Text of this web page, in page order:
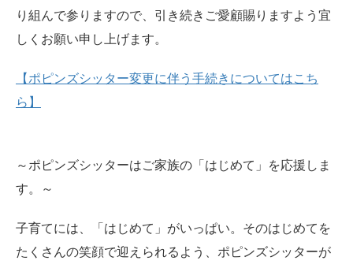
り組んで参りますので、引き続きご愛顧賜りますよう宜
しくお願い申し上げます。
【ポピンズシッター変更に伴う手続きについてはこち
ら】
～ポピンズシッターはご家族の「はじめて」を応援しま
す。～
子育てには、「はじめて」がいっぱい。そのはじめてを
たくさんの笑顔で迎えられるよう、ポピンズシッターが